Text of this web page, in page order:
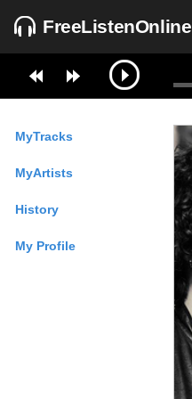
FreeListenOnline
MyTracks
MyArtists
History
My Profile